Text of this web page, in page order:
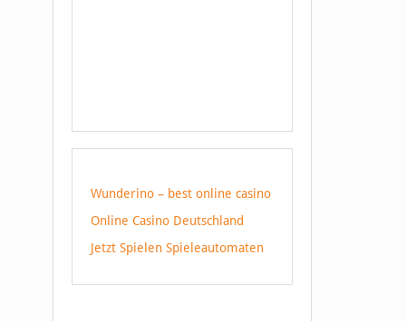
Wunderino – best online casino
Online Casino Deutschland
Jetzt Spielen Spieleautomaten